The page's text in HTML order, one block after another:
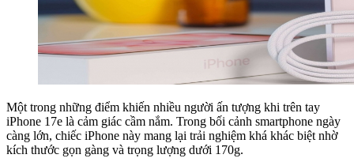
Một trong những điểm khiến nhiều người ấn tượng khi trên tay
iPhone 17e là cảm giác cầm nắm. Trong bối cảnh smartphone ngày
càng lớn, chiếc iPhone này mang lại trải nghiệm khá khác biệt nhờ
kích thước gọn gàng và trọng lượng dưới 170g.